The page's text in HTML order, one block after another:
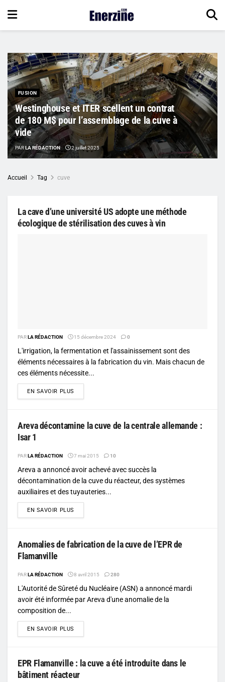
FUSION
Westinghouse et ITER scellent un contrat
de 180 M$ pour l’assemblage de la cuve à
vide
PARLA RÉDACTION 2 juillet 2025
Accueil Tag cuve
La cave d’une université US adopte une méthode
écologique de stérilisation des cuves à vin
PARLA RÉDACTION 15 décembre 2024 0
L'irrigation, la fermentation et l'assainissement sont des
éléments nécessaires à la fabrication du vin. Mais chacun de
ces éléments nécessite...
EN SAVOIR PLUS
Areva décontamine la cuve de la centrale allemande :
Isar 1
PARLA RÉDACTION 7 mai 2015 10
Areva a annoncé avoir achevé avec succès la
décontamination de la cuve du réacteur, des systèmes
auxiliaires et des tuyauteries...
EN SAVOIR PLUS
Anomalies de fabrication de la cuve de l’EPR de
Flamanville
PARLA RÉDACTION 8 avril 2015 280
L'Autorité de Sûreté du Nucléaire (ASN) a annoncé mardi
avoir été informée par Areva d'une anomalie de la
composition de...
EN SAVOIR PLUS
EPR Flamanville : la cuve a été introduite dans le
bâtiment réacteur